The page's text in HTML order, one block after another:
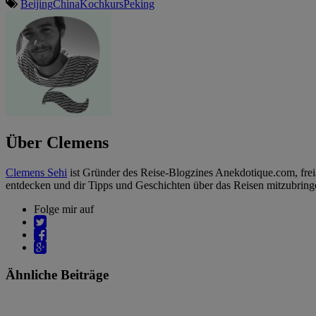
BeijingChinaKochkursPeking
Über Clemens
Clemens Sehi ist Gründer des Reise-Blogzines Anekdotique.com,
entdecken und dir Tipps und Geschichten über das Reisen
Folge mir auf
Ähnliche Beiträge